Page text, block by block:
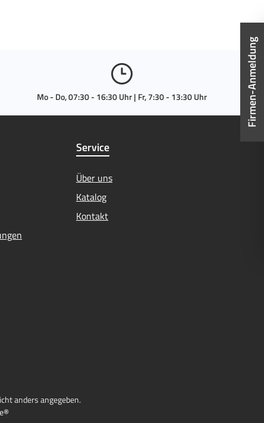
Mo - Do, 07:30 - 16:30 Uhr | Fr, 7:30 - 13:30 Uhr
Service
Über uns
Katalog
Kontakt
anders angegeben.
Firmen-Anmeldung